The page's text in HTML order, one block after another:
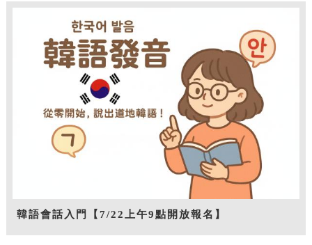
韓語會話入門【7/22上午9點開放報名】